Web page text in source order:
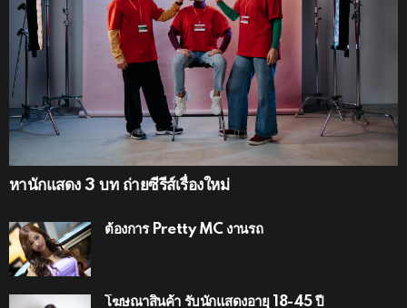
หานักแสดง 3 บท ถ่ายซีรีส์เรื่องใหม่
ต้องการ Pretty MC งานรถ
โฆษณาสินค้า รับนักแสดงอายุ 18-45 ปี